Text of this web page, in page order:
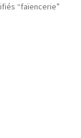
“faïencerie”